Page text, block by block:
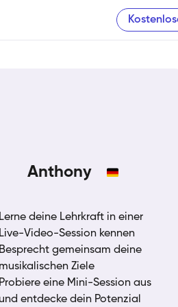
Anthony
Lerne deine Lehrkraft in einer
Live-Video-Session kennen
Besprecht gemeinsam deine
musikalischen Ziele
Probiere eine Mini-Session aus
entdecke dein Potenzial